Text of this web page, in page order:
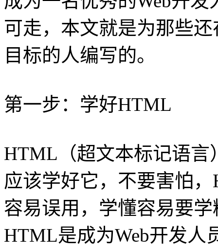
可走，本文就是为那些
目标的人编写的。
第一步：学好HTML
HTML（超文本标记语言
应该学好它，不要害怕
容易误用，学懂容易要
HTML是成为Web开发人